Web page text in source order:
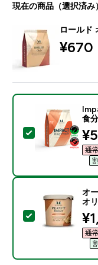
現在の商品（選択済み）
ロールド
¥670‎
この商品を
食
通
この商品を選
オ
オ
通